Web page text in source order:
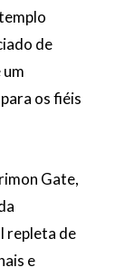
de
os fiéis
Gate,
repleta de
e